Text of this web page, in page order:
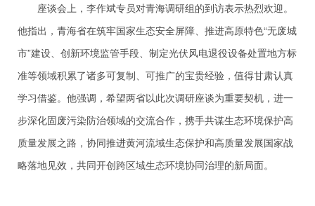
座谈会上，李作斌专员对青海调研组的到访表示热烈欢迎。
他指出，青海省在筑牢国家生态安全屏障、推进高原特色“无废城
市”建设、创新环境监管手段、制定光伏风电退役设备处置地方标
准等领域积累了诸多可复制、可推广的宝贵经验，值得甘肃认真
学习借鉴。他强调，希望两省以此次调研座谈为重要契机，进一
步深化固废污染防治领域的交流合作，携手共谋生态环境保护高
质量发展之路，协同推进黄河流域生态保护和高质量发展国家战
略落地见效，共同开创跨区域生态环境协同治理的新局面。